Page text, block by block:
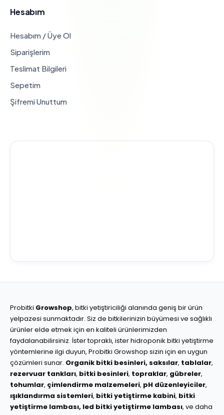
Hesabım
Hesabım / Üye Ol
Siparişlerim
Teslimat Bilgileri
Sepetim
Şifremi Unuttum
Probitki Growshop, bitki yetiştiriciliği alanında geniş bir ürün
yelpazesi sunmaktadır. Siz de bitkilerinizin büyümesi ve sağlıklı
ürünler elde etmek için en kaliteli ürünlerimizden
faydalanabilirsiniz. İster topraklı, ister hidroponik bitki yetiştirme
yöntemlerine ilgi duyun, Probitki Growshop sizin için en uygun
çözümleri sunar. Organik bitki besinleri, saksılar, tablalar,
rezervuar tankları, bitki besinleri, topraklar, gübreler,
tohumlar, çimlendirme malzemeleri, pH düzenleyiciler,
ışıklandırma sistemleri, bitki yetiştirme kabini, bitki
yetiştirme lambası, led bitki yetiştirme lambası, ve daha